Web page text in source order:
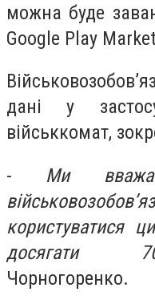
можна буде
Google Play
дані у
військкомат,
- Ми
користуватися
досягати 70-
Чорногоренко.